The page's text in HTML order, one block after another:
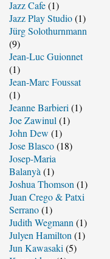
Jazz Cafe(1)
Jazz Play Studio(1)
Jürg Solothurnmann
(9)
Jean-Luc Guionnet
(1)
Jean-Marc Foussat
(1)
Jeanne Barbieri (1)
Joe Zawinul (1)
John Dew (1)
Jose Blasco(18)
Josep-Maria
Balanyà (1)
Joshua Thomson (1)
Juan Crego & Patxi
Serrano(1)
Judith Wegmann (1)
Julyen Hamilton (1)
Jun Kawasaki (5)